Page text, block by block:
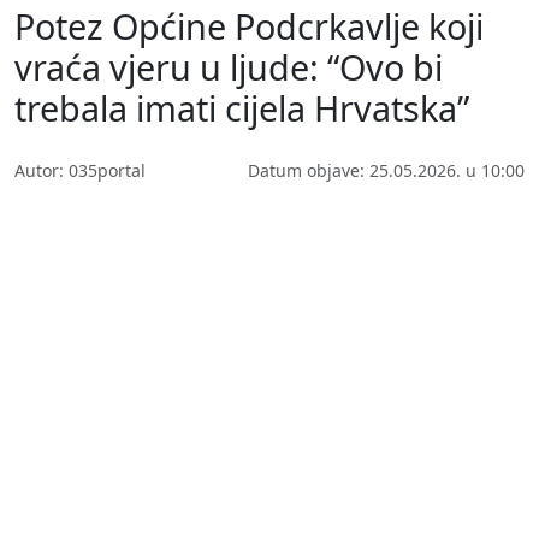
Potez Općine Podcrkavlje koji
vraća vjeru u ljude: “Ovo bi
trebala imati cijela Hrvatska”
Autor: 035portal Datum objave: 25.05.2026. u 10:00